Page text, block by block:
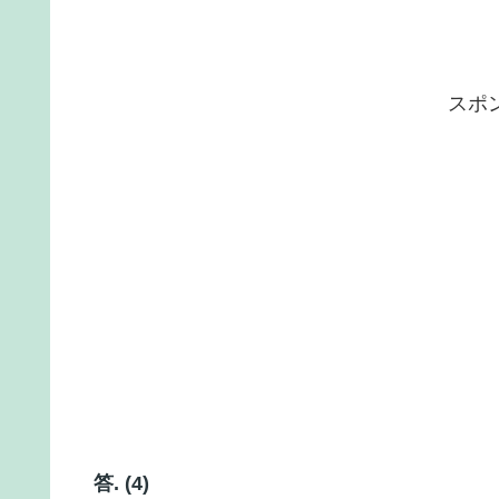
スポ
答. (4)